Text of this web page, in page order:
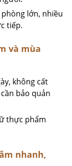
phòng lớn, nhiều
tiếp.
và mùa
không cất
bảo quản
thực phẩm
nhanh,